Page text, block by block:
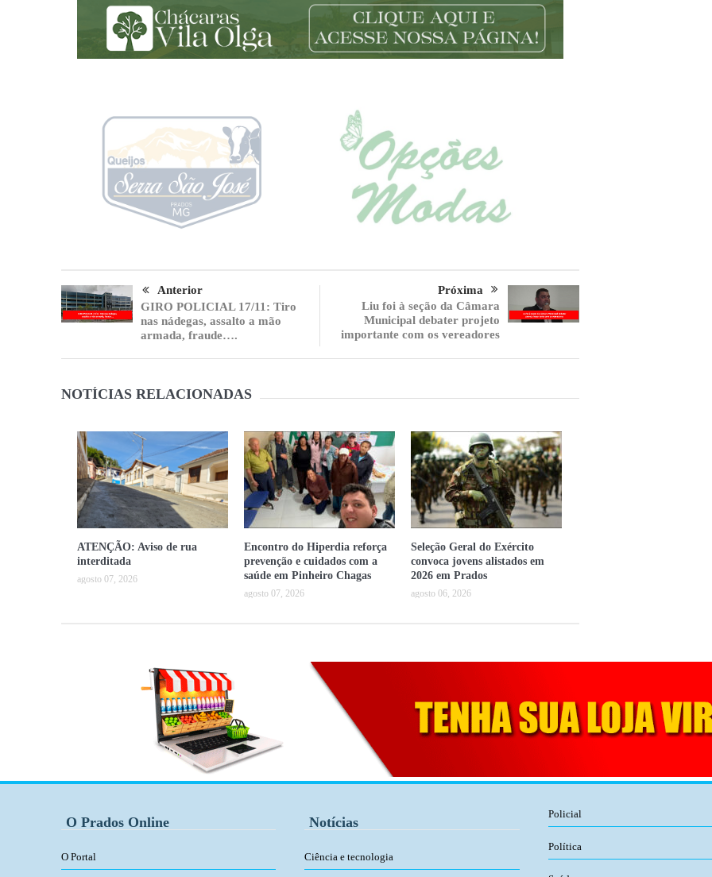
Anterior
GIRO POLICIAL 17/11: Tiro
nas nádegas, assalto a mão
armada, fraude….
Próxima
Liu foi à seção da Câmara
Municipal debater projeto
importante com os vereadores
NOTÍCIAS RELACIONADAS
ATENÇÃO: Aviso de rua
interditada
agosto 07, 2026
Encontro do Hiperdia reforça
prevenção e cuidados com a
saúde em Pinheiro Chagas
agosto 07, 2026
Seleção Geral do Exército
convoca jovens alistados em
2026 em Prados
agosto 06, 2026
O Prados Online
O Portal
Notícias
Ciência e tecnologia
Policial
Política